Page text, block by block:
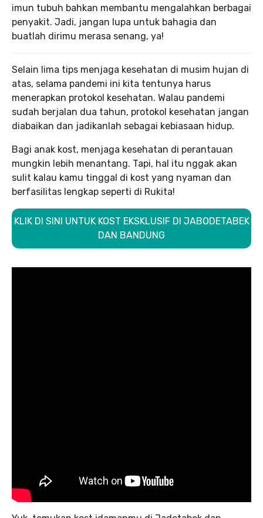
imun tubuh bahkan membantu mengalahkan berbagai
penyakit. Jadi, jangan lupa untuk bahagia dan
buatlah dirimu merasa senang, ya!
Selain lima tips menjaga kesehatan di musim hujan di
atas, selama pandemi ini kita tentunya harus
menerapkan protokol kesehatan. Walau pandemi
sudah berjalan dua tahun, protokol kesehatan jangan
diabaikan dan jadikanlah sebagai kebiasaan hidup.
Bagi anak kost, menjaga kesehatan di perantauan
mungkin lebih menantang. Tapi, hal itu nggak akan
sulit kalau kamu tinggal di kost yang nyaman dan
berfasilitas lengkap seperti di Rukita!
KLIK DI SINI UNTUK KOST EKSKLUSIF DI JABODETABEK
DAN BANDUNG